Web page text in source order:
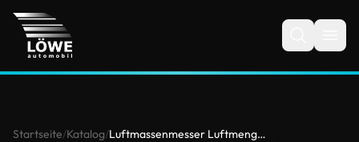
Startseite/Katalog/ Luftmassenmesser Luftmengenmesser 93330048 für Mercedes-Benz